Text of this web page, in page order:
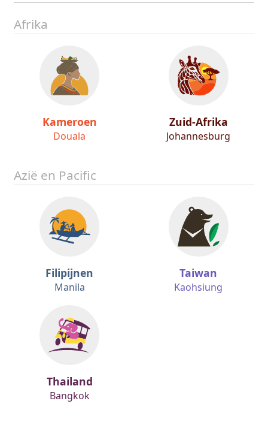
Afrika
Kameroen
Douala
Zuid-Afrika
Johannesburg
Azië en Pacific
Filipijnen
Manila
Taiwan
Kaohsiung
Thailand
Bangkok